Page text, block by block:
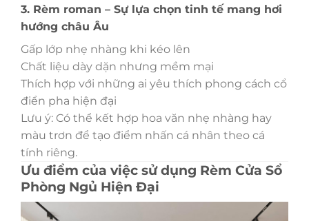
3. Rèm roman – Sự lựa chọn tinh tế mang hơi
hướng châu Âu
Gấp lớp nhẹ nhàng khi kéo lên
Chất liệu dày dặn nhưng mềm mại
Thích hợp với những ai yêu thích phong cách cổ
điển pha hiện đại
Lưu ý: Có thể kết hợp hoa văn nhẹ nhàng hay
màu trơn để tạo điểm nhấn cá nhân theo cá
tính riêng.
Ưu điểm của việc sử dụng Rèm Cửa Sổ
Phòng Ngủ Hiện Đại